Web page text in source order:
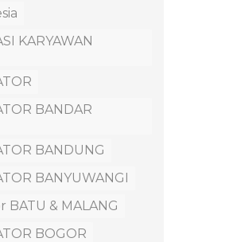
KARYAWAN
BANDAR
BANDUNG
BANYUWANGI
BATU & MALANG
BOGOR